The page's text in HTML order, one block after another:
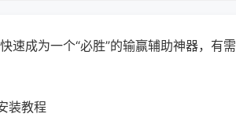
速成为一个“必胜”的输赢辅助神器，有需
装教程